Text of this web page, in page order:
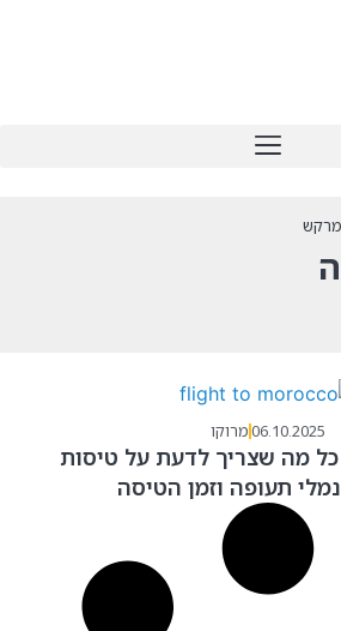
06.10.2025מרוקו
כל מה שצריך לדעת על טיסות
תעופה וזמן הטיסה